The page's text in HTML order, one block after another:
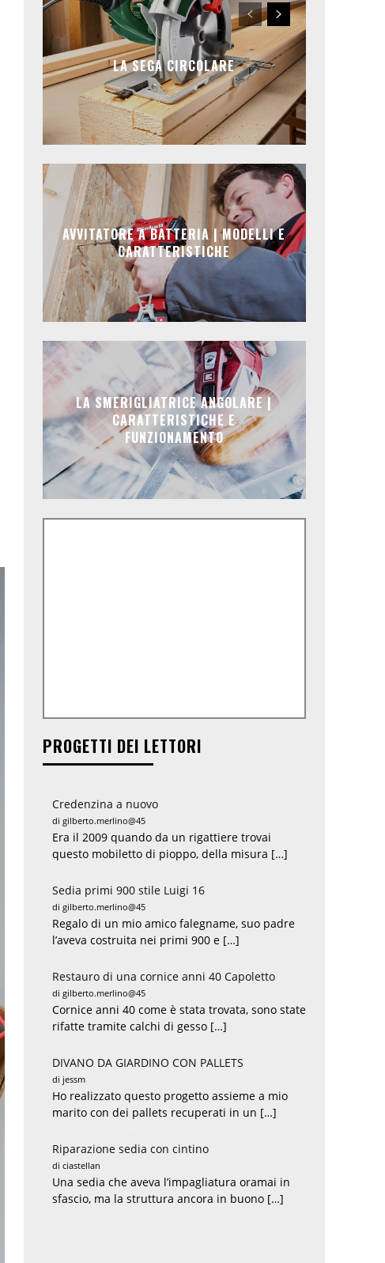
LA SEGA CIRCOLARE
AVVITATORE A BATTERIA | MODELLI E
CARATTERISTICHE
LA SMERIGLIATRICE ANGOLARE |
CARATTERISTICHE E
FUNZIONAMENTO
PROGETTI DEI LETTORI
Credenzina a nuovo
di gilberto.merlino@45
Era il 2009 quando da un rigattiere trovai
questo mobiletto di pioppo, della misura […]
Sedia primi 900 stile Luigi 16
di gilberto.merlino@45
Regalo di un mio amico falegname, suo padre
l’aveva costruita nei primi 900 e […]
Restauro di una cornice anni 40 Capoletto
di gilberto.merlino@45
Cornice anni 40 come è stata trovata, sono state
rifatte tramite calchi di gesso […]
DIVANO DA GIARDINO CON PALLETS
di jessm
Ho realizzato questo progetto assieme a mio
marito con dei pallets recuperati in un […]
Riparazione sedia con cintino
di ciastellan
Una sedia che aveva l’impagliatura oramai in
sfascio, ma la struttura ancora in buono […]